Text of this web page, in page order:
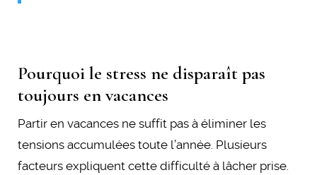
Pourquoi le stress ne disparaît pas
toujours en vacances
Partir en vacances ne suffit pas à éliminer les
tensions accumulées toute l’année. Plusieurs
facteurs expliquent cette difficulté à lâcher prise.